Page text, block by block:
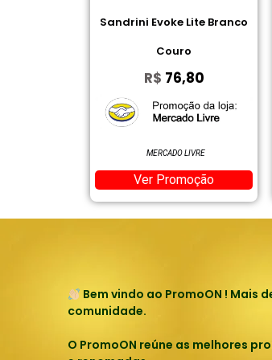
R$0,00
Ver Promoção
Bem vindo ao PromoON ! Mais
comunidade.
O PromoON reúne as melhores